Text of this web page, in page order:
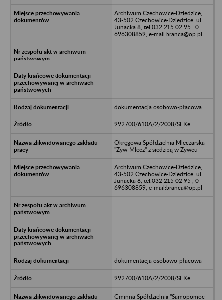
Archiwum Czechowice-Dziedzice,
43-502 Czechowice-Dziedzice, ul.
Junacka 8, tel.032 215 02 95 , 0
696308859, e-mail:branca@op.pl
dokumentacja osobowo-płacowa
992700/610A/2/2008/SEKe
Okręgowa Spółdzielnia Mleczarska
"Żyw-Mlecz" z siedzibą w Żywcu
Archiwum Czechowice-Dziedzice,
43-502 Czechowice-Dziedzice, ul.
Junacka 8, tel.032 215 02 95 , 0
696308859, e-mail:branca@op.pl
dokumentacja osobowo-płacowa
992700/610A/2/2008/SEKe
Gminna Spółdzielnia "Samopomoc